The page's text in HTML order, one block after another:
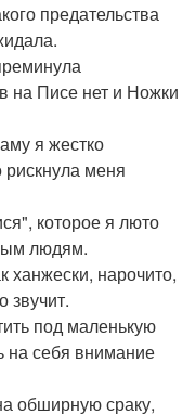
предательства
на Писе нет и Ножки
я жестко
рискнула меня
которое я люто
людям.
ханжески, нарочито,
звучит.
под маленькую
на себя внимание
обширную сраку,